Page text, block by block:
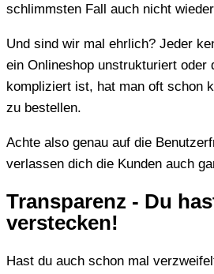
schlimmsten Fall auch nicht
Und sind wir mal ehrlich? Jeder
ein Onlineshop unstrukturiert oder
kompliziert ist, hat man oft schon
zu bestellen.
Achte also genau auf die
verlassen dich die Kunden auch
Transparenz - Du
verstecken!
Hast du auch schon mal